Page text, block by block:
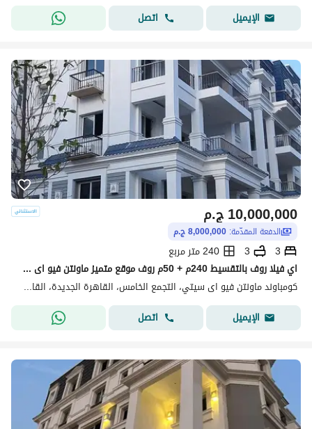
الإيميل
اتصل
ج.م10,000,000
الدفعة المقدّمة: 8,000,000 ج.م
3
3
240 متر مربع
اي فيلا روف بالتقسيط 240م + 50م روف موقع متميز ماونتن فيو اى سيتي Mountain view i city
كومباوند ماونتن فيو اى سيتي، التجمع الخامس، القاهرة الجديدة، القاهرة
الإيميل
اتصل